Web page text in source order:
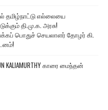
தமிழ்நாட்டு எல்லையை
தி.மு.க. அரசு!
பொதுச் செயலாளர் தோழர் கி.
KALIAMURTHY காரை மைந்தன்